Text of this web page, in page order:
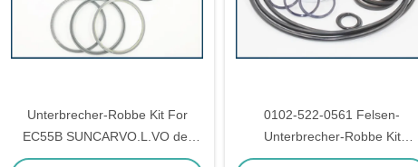
Unterbrecher-Robbe Kit For
EC55B SUNCARVO.L.VO der
HB60S-Dichtungs-Dichtungs-
0102-522-0561 Felsen-
Unterbrecher-Robbe Kit
Hydraulic Hammer Parts For